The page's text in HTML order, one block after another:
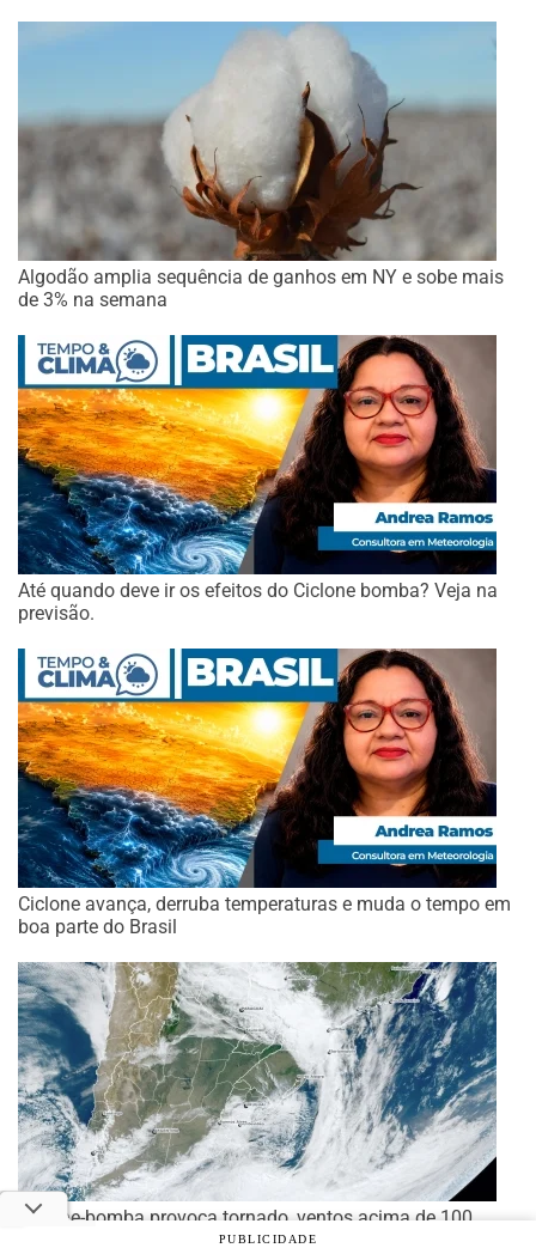
Algodão amplia sequência de ganhos em NY e sobe mais
de 3% na semana
Até quando deve ir os efeitos do Ciclone bomba? Veja na
previsão.
Ciclone avança, derruba temperaturas e muda o tempo em
boa parte do Brasil
Ciclone-bomba provoca tornado, ventos acima de 100
km/h e suspensão de aulas em estados do Sul e Sudeste
PUBLICIDADE